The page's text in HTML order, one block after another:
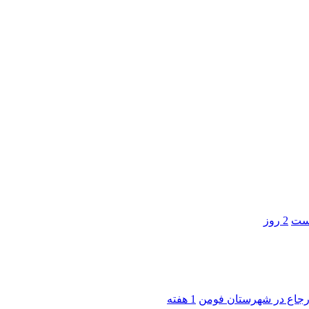
2 روز
ارجاع در شهرستان فومن 1 هفته